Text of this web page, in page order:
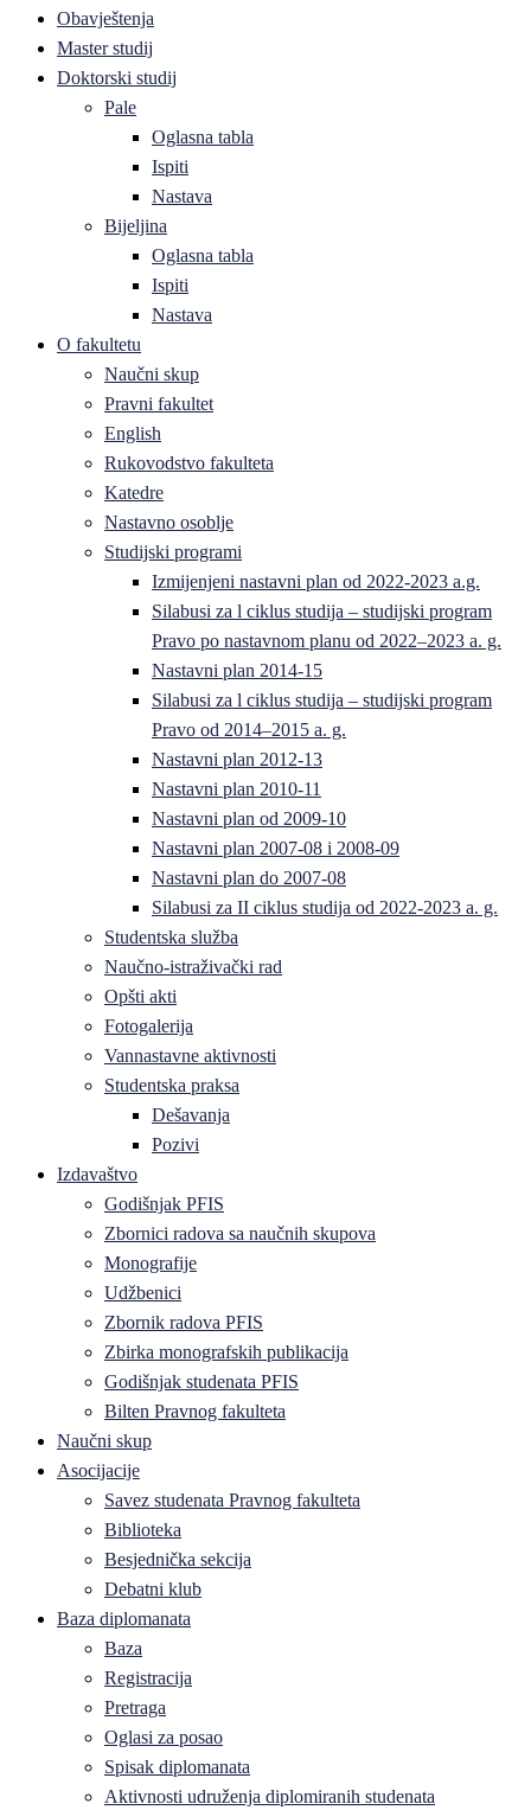
Obavještenja
Master studij
Doktorski studij
Pale
Oglasna tabla
Ispiti
Nastava
Bijeljina
Oglasna tabla
Ispiti
Nastava
O fakultetu
Naučni skup
Pravni fakultet
English
Rukovodstvo fakulteta
Katedre
Nastavno osoblje
Studijski programi
Izmijenjeni nastavni plan od 2022-2023 a.g.
Silabusi za l ciklus studija – studijski program
Pravo po nastavnom planu od 2022–2023 a. g.
Nastavni plan 2014-15
Silabusi za l ciklus studija – studijski program
Pravo od 2014–2015 a. g.
Nastavni plan 2012-13
Nastavni plan 2010-11
Nastavni plan od 2009-10
Nastavni plan 2007-08 i 2008-09
Nastavni plan do 2007-08
Silabusi za II ciklus studija od 2022-2023 a. g.
Studentska služba
Naučno-istraživački rad
Opšti akti
Fotogalerija
Vannastavne aktivnosti
Studentska praksa
Dešavanja
Pozivi
Izdavaštvo
Godišnjak PFIS
Zbornici radova sa naučnih skupova
Monografije
Udžbenici
Zbornik radova PFIS
Zbirka monografskih publikacija
Godišnjak studenata PFIS
Bilten Pravnog fakulteta
Naučni skup
Asocijacije
Savez studenata Pravnog fakulteta
Biblioteka
Besjednička sekcija
Debatni klub
Baza diplomanata
Baza
Registracija
Pretraga
Oglasi za posao
Spisak diplomanata
Aktivnosti udruženja diplomiranih studenata